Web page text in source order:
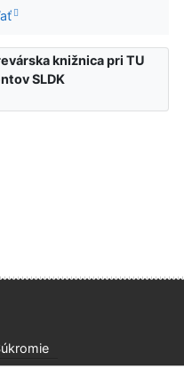
knižnica pri TU
SLDK